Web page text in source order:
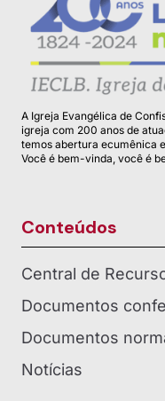
A Igreja Evangélica de
igreja com 200 anos de
temos abertura ecumênica
Você é bem-vinda, você é
Conteúdos
Central de
Documentos
Documentos
Notícias